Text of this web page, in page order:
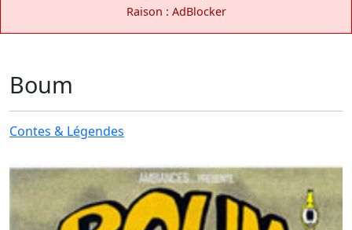
Raison : AdBlocker
Boum
Contes & Légendes